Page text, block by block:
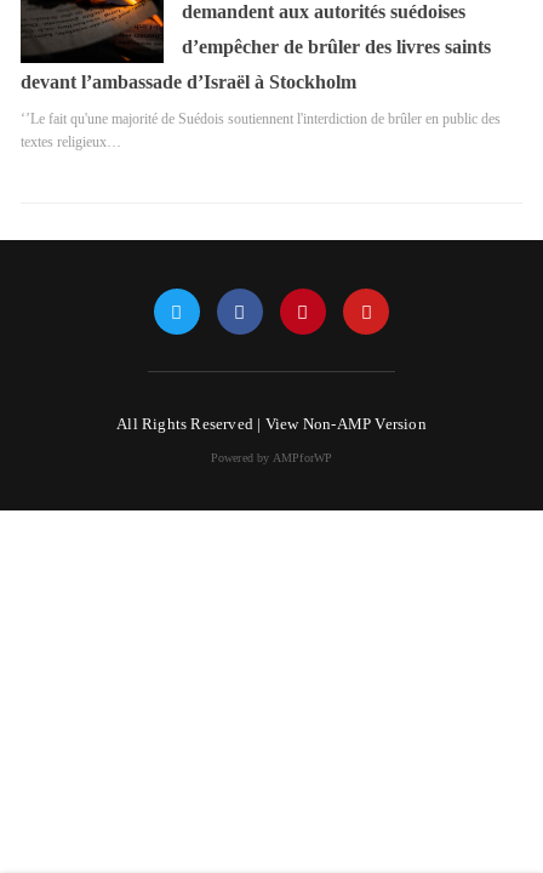
demandent aux autorités suédoises
d’empêcher de brûler des livres saints
devant l’ambassade d’Israël à Stockholm
‘’Le fait qu'une majorité de Suédois soutiennent l'interdiction de brûler en public des
textes religieux…
All Rights Reserved | View Non-AMP Version
Powered by AMPforWP